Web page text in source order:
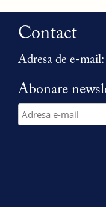
Contact
Adresa de e-mail:
Abonare